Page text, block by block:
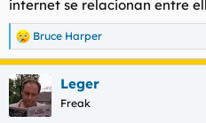
internet se relacionan entre
R
e
c
c
i
Bruce Harper
Leger
Freak